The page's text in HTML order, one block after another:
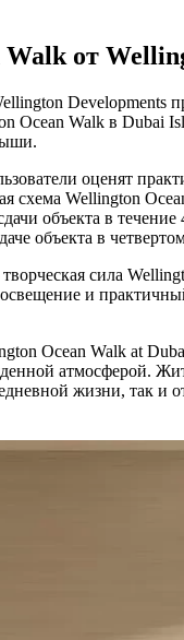
от
Developments
Ocean Walk в Dubai
оценят
Wellington
объекта в
объекта в
сила
и
Ocean Walk at
атмосферой.
жизни, так и